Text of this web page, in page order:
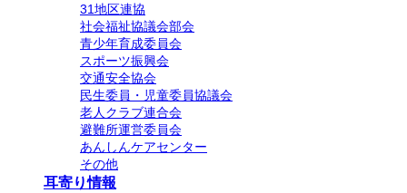
31地区連協
社会福祉協議会部会
青少年育成委員会
スポーツ振興会
交通安全協会
民生委員・児童委員協議会
老人クラブ連合会
避難所運営委員会
あんしんケアセンター
その他
耳寄り情報